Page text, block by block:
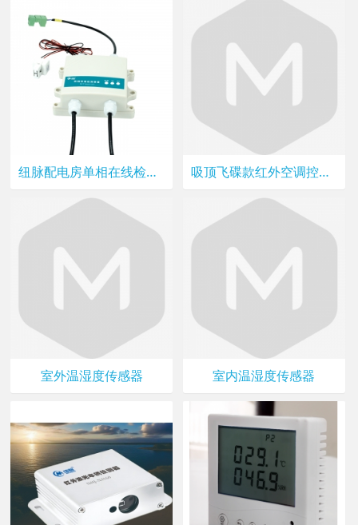
纽脉配电房单相在线检测装置电源监测电压检测rs485串口物联电池 吸顶飞碟款红外空调控制器
室外温湿度传感器 室内温湿度传感器